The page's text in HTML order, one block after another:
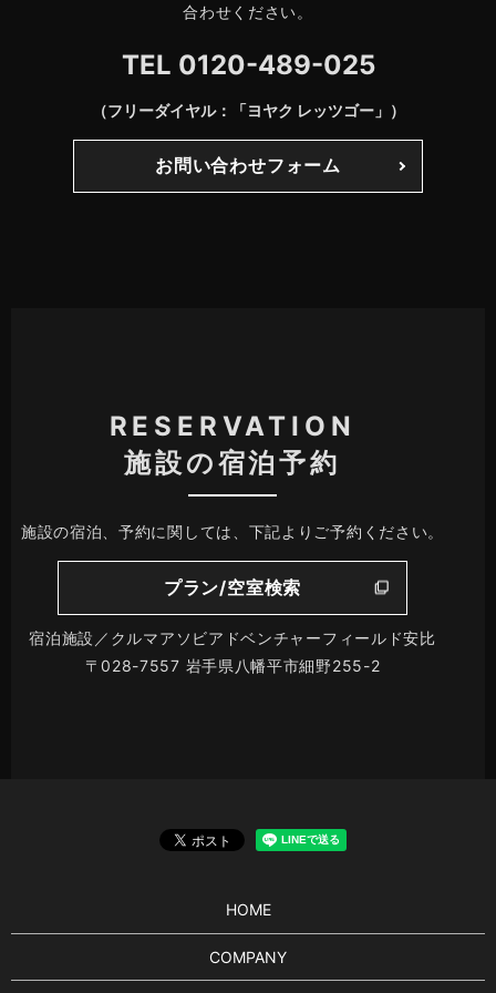
合わせください。
TEL 0120-489-025
（フリーダイヤル：「ヨヤク レッツゴー」）
お問い合わせフォーム
RESERVATION
施設の宿泊予約
施設の宿泊、予約に関しては、下記よりご予約ください。
プラン/空室検索
宿泊施設／クルマアソビアドベンチャーフィールド安比
〒028-7557 岩手県八幡平市細野255-2
HOME
COMPANY